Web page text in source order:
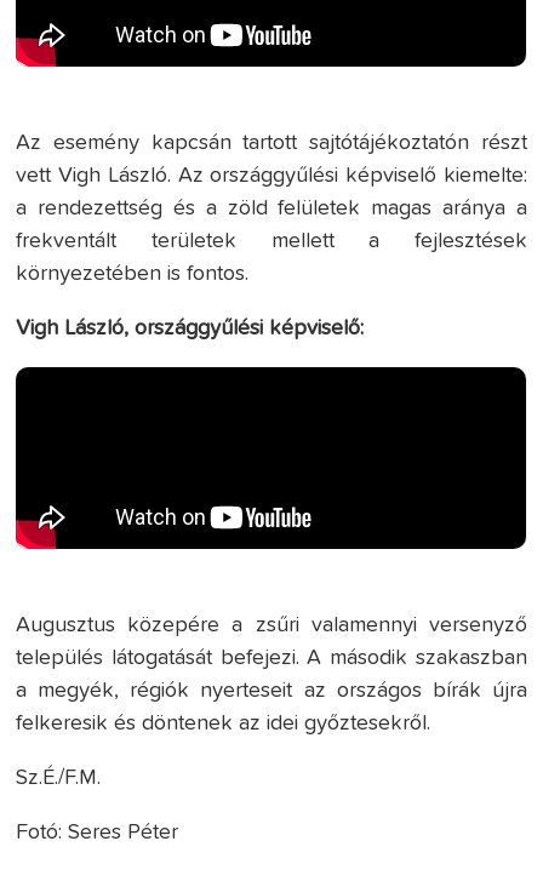
Az esemény kapcsán tartott sajtótájékoztatón részt
vett Vigh László. Az országgyűlési képviselő kiemelte:
a rendezettség és a zöld felületek magas aránya a
frekventált területek mellett a fejlesztések
környezetében is fontos.
Vigh László, országgyűlési képviselő:
Augusztus közepére a zsűri valamennyi versenyző
település látogatását befejezi. A második szakaszban
a megyék, régiók nyerteseit az országos bírák újra
felkeresik és döntenek az idei győztesekről.
Sz.É./F.M.
Fotó: Seres Péter